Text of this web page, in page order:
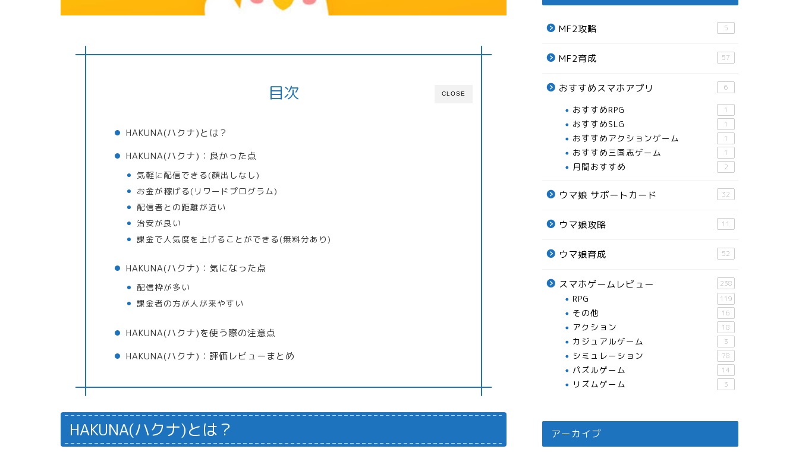
CLOSE
目次
HAKUNA(ハクナ)とは？
HAKUNA(ハクナ)：良かった点
気軽に配信できる(顔出しなし)
お金が稼げる(リワードプログラム)
配信者との距離が近い
治安が良い
課金で人気度を上げることができる(無料分あり)
HAKUNA(ハクナ)：気になった点
配信枠が多い
課金者の方が人が来やすい
HAKUNA(ハクナ)を使う際の注意点
HAKUNA(ハクナ)：評価レビューまとめ
HAKUNA(ハクナ)とは？
MF2攻略 5
MF2育成 57
おすすめスマホアプリ 6
おすすめRPG 1
おすすめSLG 1
おすすめアクションゲーム 1
おすすめ三国志ゲーム 1
月間おすすめ 2
ウマ娘 サポートカード 32
ウマ娘攻略 11
ウマ娘育成 52
スマホゲームレビュー 238
RPG 119
その他 16
アクション 18
カジュアルゲーム 3
シミュレーション 78
パズルゲーム 14
リズムゲーム 3
アーカイブ